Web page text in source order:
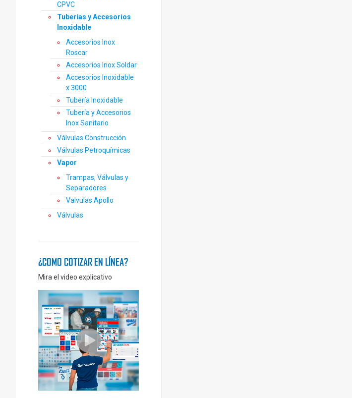
CPVC
Tuberías y Accesorios
Inoxidable
Accesorios Inox
Roscar
Accesorios Inox Soldar
Accesorios Inoxidable
x 3000
Tubería Inoxidable
Tubería y Accesorios
Inox Sanitario
Válvulas Construcción
Válvulas Petroquímicas
Vapor
Trampas, Válvulas y
Separadores
Valvulas Apollo
Válvulas
¿COMO COTIZAR EN LÍNEA?
Mira el video explicativo